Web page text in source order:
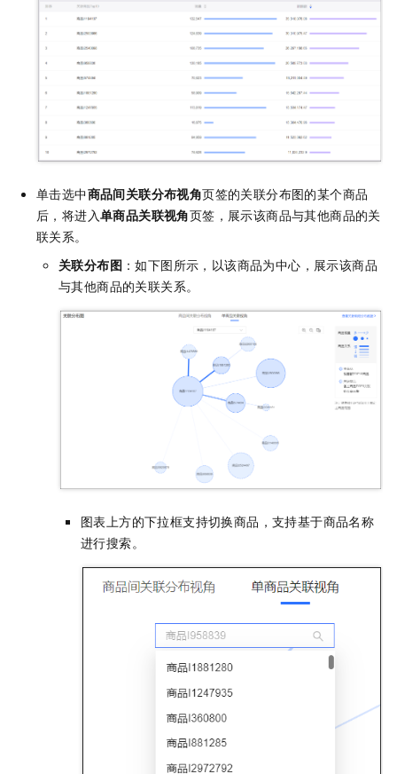
单击选中商品间关联分布视角页签的关联分布图的某个商品
后，将进入单商品关联视角页签，展示该商品与其他商品的关
联关系。
关联分布图 ：如下图所示，以该商品为中心，展示该商品
与其他商品的关联关系。
图表上方的下拉框支持切换商品，支持基于商品名称
进行搜索。